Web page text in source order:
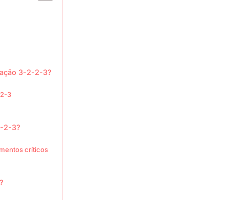
3-2-2-3?
3
2-3?
críticos